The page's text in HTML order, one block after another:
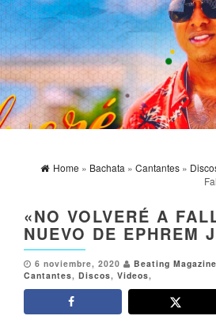
Home » Bachata » Cantantes »
«NO VOLVERÉ A
NUEVO DE EPHREM J
6 noviembre, 2020 Beating Magazine
Cantantes, Discos, Videos,